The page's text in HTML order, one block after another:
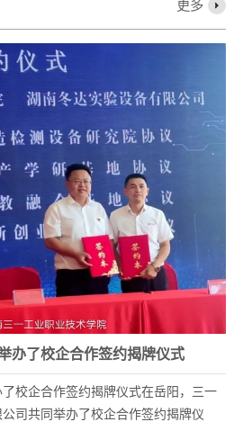
更多
办了校企合作签约揭牌仪式
2023-12-07
校企合作签约揭牌仪式在岳阳，三一
司共同举办了校企合作签约揭牌仪